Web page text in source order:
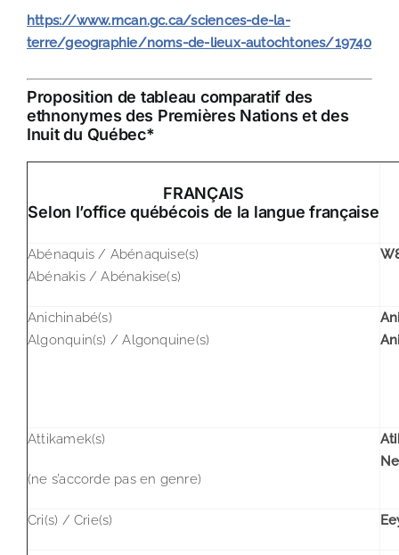
https://www.rncan.gc.ca/sciences-de-la-
terre/geographie/noms-de-lieux-autochtones/19740
Proposition de tableau comparatif des
ethnonymes des Premières Nationset des
Inuit du Québec*
FRANÇAIS
Selon l’office québécois de la langue française
Abénaquis / Abénaquise(s)
Abénakis / Abénakise(s)
Anichinabé(s)
Algonquin(s) / Algonquine(s)
Attikamek(s)
(ne s’accorde pas en genre)
Cri(s) / Crie(s)